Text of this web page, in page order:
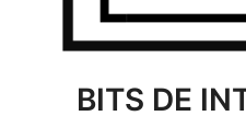
BITS DE